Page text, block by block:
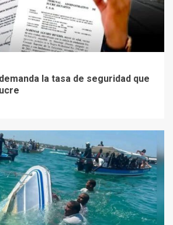
la tasa de seguridad que